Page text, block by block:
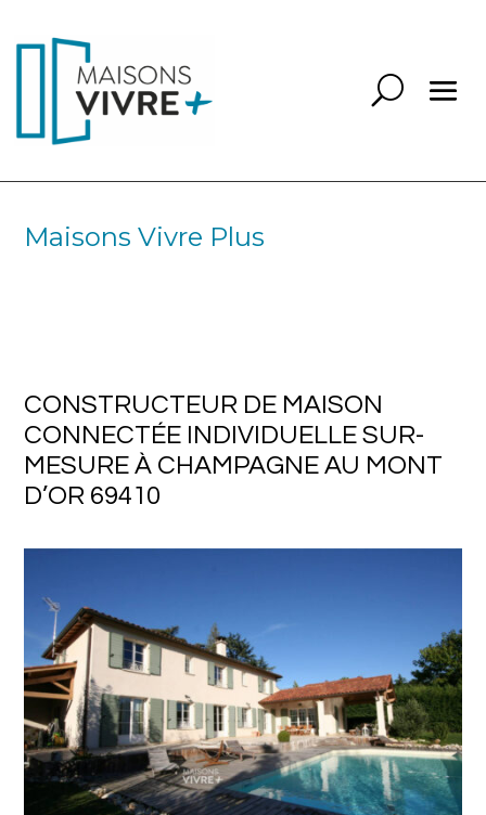
Maisons Vivre Plus
CONSTRUCTEUR DE MAISON
CONNECTÉE INDIVIDUELLE SUR-
MESURE À CHAMPAGNE AU MONT
D’OR 69410